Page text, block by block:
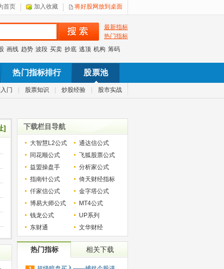
首页 加入收藏 将好股网放到桌面
最新指标
热门指标
画线 趋势 波段 买卖 抄底 逃顶 机构 筹码
热门指标排行 股票池
门 股票知识 炒股经验 股市实战
] 下载栏目导航
大智慧L2公式
通达信公式
同花顺公式
飞狐股票公式
益盟操盘手
分析家公式
指南针公式
倚天财经指标
仟家信公式
金字塔公式
博易大师公式
MT4公式
钱龙公式
UP系列
东财通
文华财经
热门指标 相关下载